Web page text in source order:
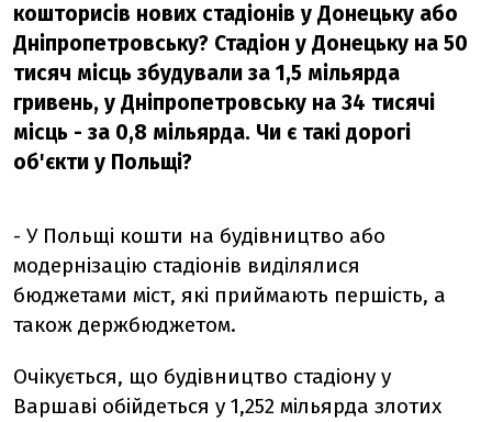
кошторисів нових стадіонів у Донецьку або
Дніпропетровську? Стадіон у Донецьку на 50
тисяч місць збудували за 1,5 мільярда
гривень, у Дніпропетровську на 34 тисячі
місць - за 0,8 мільярда. Чи є такі дорогі
об'єкти у Польщі?
- У Польщі кошти на будівництво або
модернізацію стадіонів виділялися
бюджетами міст, які приймають першість, а
також держбюджетом.
Очікується, що будівництво стадіону у
Варшаві обійдеться у 1,252 мільярда злотих